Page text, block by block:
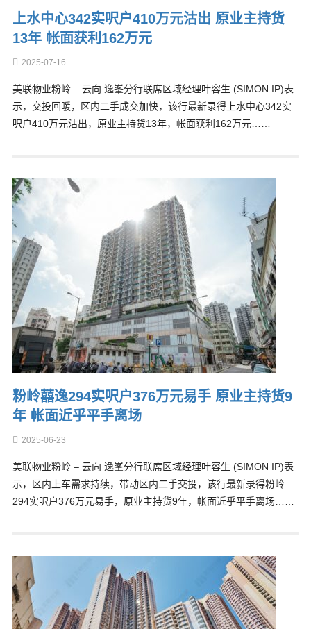
上水中心342实呎户410万元沽出 原业主持货
13年 帐面获利162万元
2025-07-16
美联物业粉岭 – 云向 逸峯分行联席区域经理叶容生 (SIMON IP)表
示，交投回暖，区内二手成交加快，该行最新录得上水中心342实
呎户410万元沽出，原业主持货13年，帐面获利162万元……
粉岭囍逸294实呎户376万元易手 原业主持货9
年 帐面近乎平手离场
2025-06-23
美联物业粉岭 – 云向 逸峯分行联席区域经理叶容生 (SIMON IP)表
示，区内上车需求持续，带动区内二手交投，该行最新录得粉岭
294实呎户376万元易手，原业主持货9年，帐面近乎平手离场……